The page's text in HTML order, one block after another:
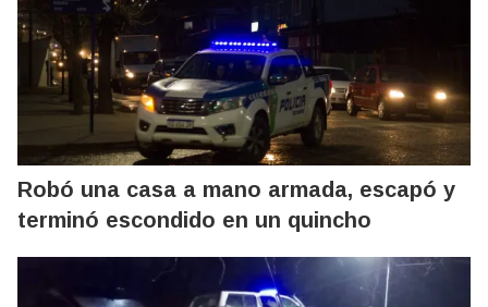
Robó una casa a mano armada, escapó y
terminó escondido en un quincho